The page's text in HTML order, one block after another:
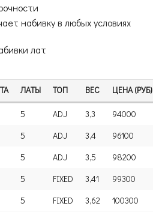
набивку в любых условиях
лат
ЛАТЫ ТОП ВЕС ЦЕНА (РУБ)
5 ADJ 3,3
94000
5 ADJ 3,4
96100
5 ADJ 3,5
98200
5 FIXED 3,41
99300
5 FIXED 3,62
100300